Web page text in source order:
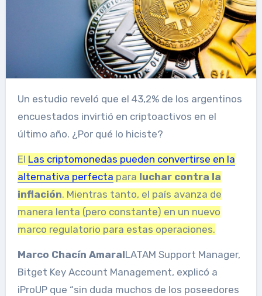
Un estudio reveló que el 43,2% de los argentinos
encuestados invirtió en criptoactivos en el
último año. ¿Por qué lo hiciste?
El Las criptomonedas pueden convertirse en la
alternativa perfecta para luchar contra la
inflación. Mientras tanto, el país avanza de
manera lenta (pero constante) en un nuevo
marco regulatorio para estas operaciones.
Marco Chacín AmaralLATAM Support Manager,
Bitget Key Account Management, explicó a
iProUP que “sin duda muchos de los poseedores